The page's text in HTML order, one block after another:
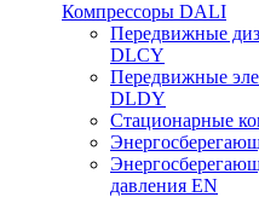
Компрессоры DALI
Передвижные
DLCY
Передвижные
DLDY
Стационарные
давления EN